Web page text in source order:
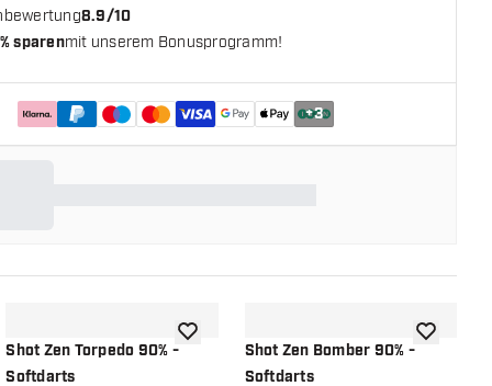
8.9/10
sparenmit unserem Bonusprogramm!
+3
hinzufügen
Shot Zen Torpedo 90% -
Softdarts
Zur Wunschliste hinzufügen
Shot Zen Bomber 90% -
Softdarts
Zur